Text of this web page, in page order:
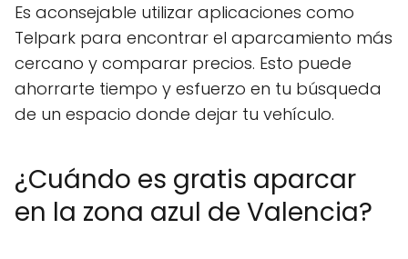
Es aconsejable utilizar aplicaciones como
Telpark para encontrar el aparcamiento más
cercano y comparar precios. Esto puede
ahorrarte tiempo y esfuerzo en tu búsqueda
de un espacio donde dejar tu vehículo.
¿Cuándo es gratis aparcar
en la zona azul de Valencia?